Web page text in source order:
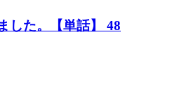
した。【単話】 48